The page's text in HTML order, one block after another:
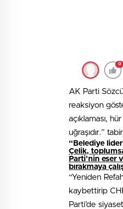
0
AK Parti
reaksiyon
açıklaması,
uğraşıdır.”
“Belediye
Çelik,
Parti’nin eser
bırakmaya
“Yeniden
kaybettirip
Parti’de